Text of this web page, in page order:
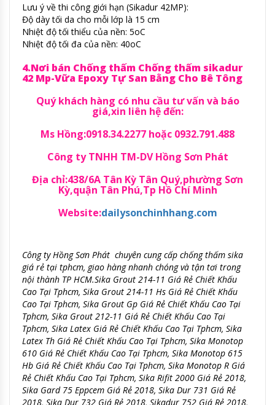
Lưu ý về thi công giới hạn (Sikadur 42MP):
Độ dày tối da cho mỗi lớp là 15 cm
Nhiệt độ tối thiểu của nền: 5oC
Nhiệt độ tối đa của nền: 40oC
4.Nơi bán Chống thấm Chống thấm sikadur
42 Mp-Vữa Epoxy Tự San Bằng Cho Bê Tông
Quý khách hàng có nhu cầu tư vấn và báo
giá,xin liên hệ đến:
Ms Hồng:0918.34.2277 hoặc 0932.791.488
Công ty TNHH TM-DV Hồng Sơn Phát
Địa chỉ:438/6A Tân Kỳ Tân Quý,phường Sơn
Kỳ,quận Tân Phú,Tp Hồ Chí Minh
Website:dailysonchinhhang.com
Công ty Hồng Sơn Phát chuyên cung cấp chống thấm sika
giá rẻ tại tphcm, giao hàng nhanh chóng và tận tơi trong
nội thành TP HCM.Sika Grout 214-11 Giá Rẻ Chiết Khấu
Cao Tại Tphcm, Sika Grout 214-11 Hs Giá Rẻ Chiết Khấu
Cao Tại Tphcm, Sika Grout Gp Giá Rẻ Chiết Khấu Cao Tại
Tphcm, Sika Grout 212-11 Giá Rẻ Chiết Khấu Cao Tại
Tphcm, Sika Latex Giá Rẻ Chiết Khấu Cao Tại Tphcm, Sika
Latex Th Giá Rẻ Chiết Khấu Cao Tại Tphcm, Sika Monotop
610 Giá Rẻ Chiết Khấu Cao Tại Tphcm, Sika Monotop 615
Hb Giá Rẻ Chiết Khấu Cao Tại Tphcm, Sika Monotop R Giá
Rẻ Chiết Khấu Cao Tại Tphcm, Sika Rifit 2000 Giá Rẻ 2018,
Sika Gard 75 Eppcem Giá Rẻ 2018, Sika Dur 731 Giá Rẻ
2018, Sika Dur 732 Giá Rẻ 2018, Sikadur 752 Giá Rẻ 2018,